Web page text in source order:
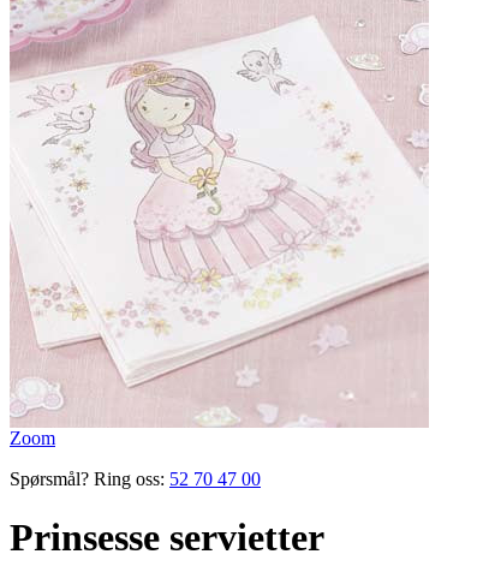
Zoom
Spørsmål? Ring oss: 52 70 47 00
Prinsesse servietter